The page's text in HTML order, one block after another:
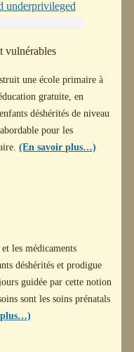
vulnérables
une école primaire à
gratuite, en
déshérités de niveau
pour les
(En savoir plus…)
les médicaments
déshérités et prodigue
guidée par cette notion
sont les soins prénatals
plus…)